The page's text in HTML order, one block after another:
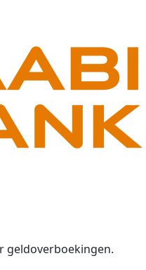
geldoverboekingen.